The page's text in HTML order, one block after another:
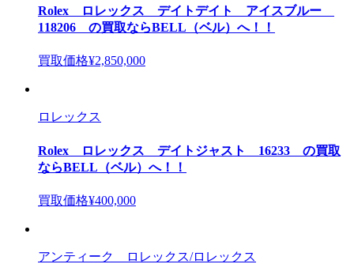
Rolex ロレックス デイトデイト アイスブルー
118206 の買取ならBELL（ベル）へ！！
買取価格¥2,850,000
ロレックス
Rolex ロレックス デイトジャスト 16233 の買取
ならBELL（ベル）へ！！
買取価格¥400,000
アンティーク ロレックス/ロレックス